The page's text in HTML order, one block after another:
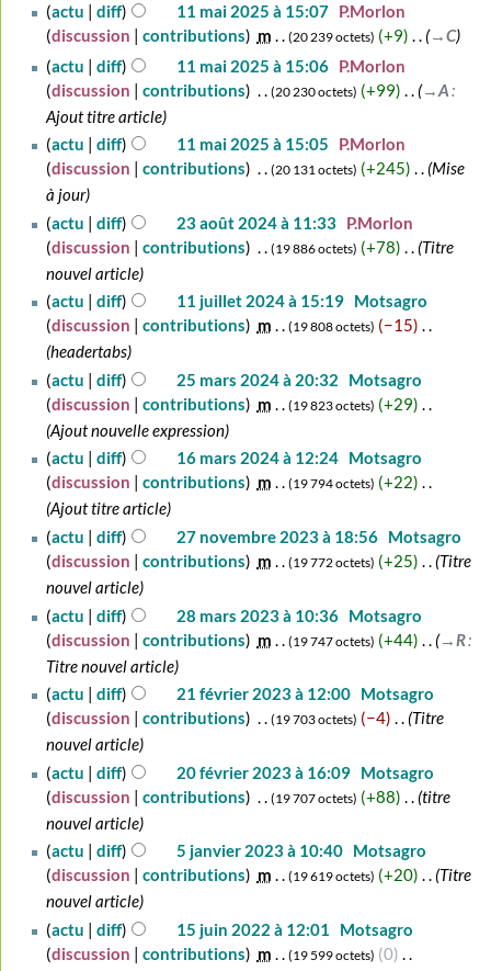
actu
diff 11 mai 2025 à 15:07‎ P.Morlon
discussion
contributions m 20 239 octets +9
→‎C
actu
diff 11 mai 2025 à 15:06‎ P.Morlon
discussion
contributions 20 230 octets +99 →‎A:
Ajout titre article
actu
diff 11 mai 2025 à 15:05
P.Morlon
discussion
contributions 20 131 octets +245
Mise
à jour
23
août
2024
actu diff 23 août 2024 à 11:33‎ P.Morlon
discussion
contributions 19 886 octets +78
Titre
nouvel article
11
juillet
2024
actu diff 11 juillet 2024 à 15:19‎ Motsagro
discussion
contributions m 19 808 octets −15
headertabs
25
mars
2024
actu diff 25 mars 2024 à 20:32
Motsagro
discussion
contributions m 19 823 octets +29
Ajout nouvelle expression
16
mars
2024
actu diff 16 mars 2024 à 12:24‎ Motsagro
discussion
contributions m 19 794 octets +22
Ajout titre article
27
novembre
2023
actu diff 27 novembre 2023 à 18:56‎ Motsagro
discussion
contributions m 19 772 octets +25
Titre
nouvel article
28
mars
2023
actu diff 28 mars 2023 à 10:36‎ Motsagro
discussion
contributions m 19 747 octets +44 →‎R:
Titre nouvel article
21
février
2023
actu diff 21 février 2023 à 12:00‎ Motsagro
discussion
contributions 19 703 octets −4
Titre
nouvel article
20
février
2023
actu diff 20 février 2023 à 16:09‎ Motsagro
discussion
contributions 19 707 octets +88
titre
nouvel article
janvier
2023
actu diff 5 janvier 2023 à 10:40‎ Motsagro
discussion
contributions m 19 619 octets +20
Titre
nouvel article
15
juin
actu diff 15 juin 2022 à 12:01
Motsagro
discussion
contributions m 19 599 octets 0